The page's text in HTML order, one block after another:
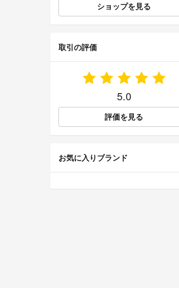
ショップを見る
取引の評価
5.0
評価を見る
お気に入りブランド